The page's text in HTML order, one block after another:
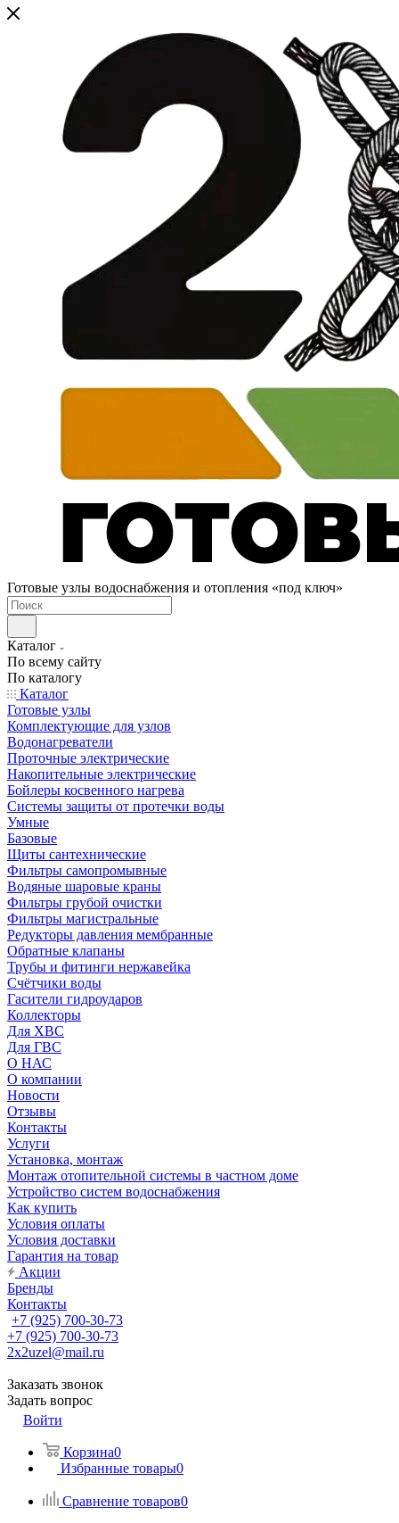
Готовые узлы водоснабжения и отопления «под ключ»
Каталог
По всему сайту
По каталогу
Каталог
Готовые узлы
Комплектующие для узлов
Водонагреватели
Проточные электрические
Накопительные электрические
Бойлеры косвенного нагрева
Системы защиты от протечки воды
Умные
Базовые
Щиты сантехнические
Фильтры самопромывные
Водяные шаровые краны
Фильтры грубой очистки
Фильтры магистральные
Редукторы давления мембранные
Обратные клапаны
Трубы и фитинги нержавейка
Счётчики воды
Гасители гидроударов
Коллекторы
Для ХВС
Для ГВС
О НАС
О компании
Новости
Отзывы
Контакты
Услуги
Установка, монтаж
Монтаж отопительной системы в частном доме
Устройство систем водоснабжения
Как купить
Условия оплаты
Условия доставки
Гарантия на товар
Акции
Бренды
Контакты
+7 (925) 700-30-73
+7 (925) 700-30-73
2x2uzel@mail.ru
Заказать звонок
Задать вопрос
Войти
Корзина0
Избранные товары0
Сравнение товаров0